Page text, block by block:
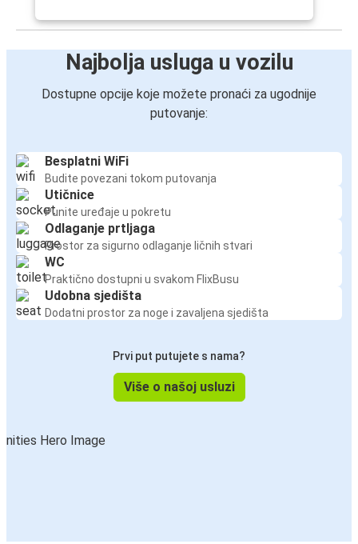
Najbolja usluga u vozilu
Dostupne opcije koje možete pronaći za ugodnije
putovanje:
Besplatni WiFi
Budite povezani tokom putovanja
Utičnice
Punite uređaje u pokretu
Odlaganje prtljaga
Prostor za sigurno odlaganje ličnih stvari
WC
Praktično dostupni u svakom FlixBusu
Udobna sjedišta
Dodatni prostor za noge i zavaljena sjedišta
Prvi put putujete s nama?
Više o našoj usluzi